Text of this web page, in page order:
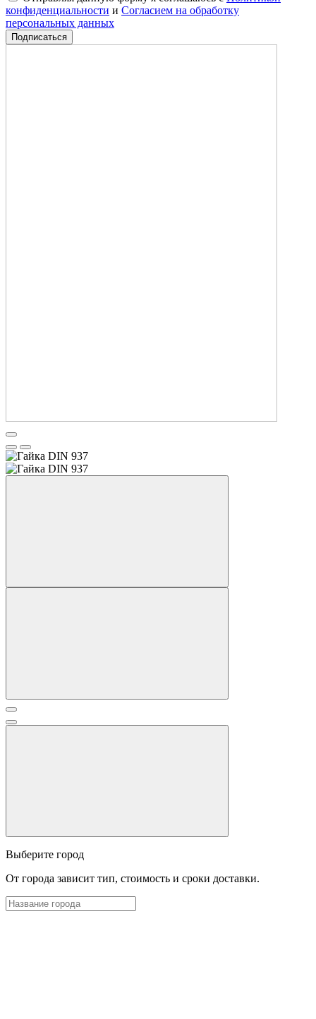
конфиденциальности и Согласием на обработку
персональных данных
Подписаться
Выберите город
От города зависит тип, стоимость и сроки доставки.